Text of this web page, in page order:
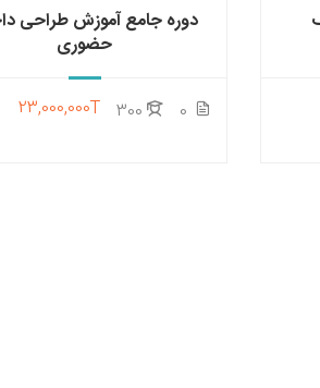
دوره جامع آموزش طراحی
حضوری
0
300
23,000,000T